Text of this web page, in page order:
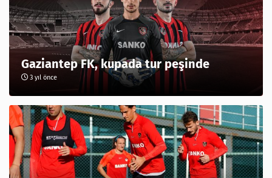
Gaziantep FK, kupada tur peşinde
3 yıl önce